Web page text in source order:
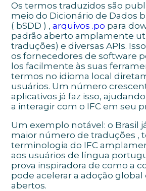
Os termos traduzidos são
meio do Dicionário de Dados
( bSDD ) ,arquivos .po para
padrão aberto amplamente
traduções) e diversas APIs.
os fornecedores de software
los facilmente às suas
termos no idioma local
usuários. Um número
aplicativos já faz isso,
a interagir com o IFC em seu
Um exemplo notável:o Brasil
maior número de traduções ,
terminologia do IFC
aos usuários de língua
prova inspiradora de como a
pode acelerar a adoção global
abertos.